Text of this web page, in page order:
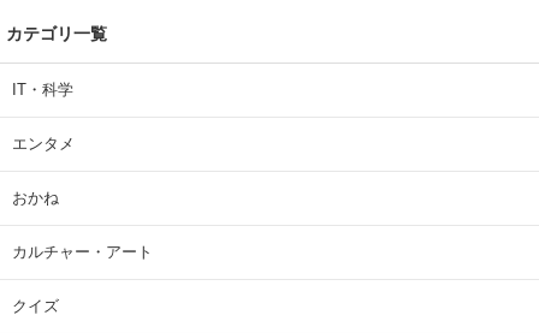
カテゴリ一覧
IT・科学
エンタメ
おかね
カルチャー・アート
クイズ